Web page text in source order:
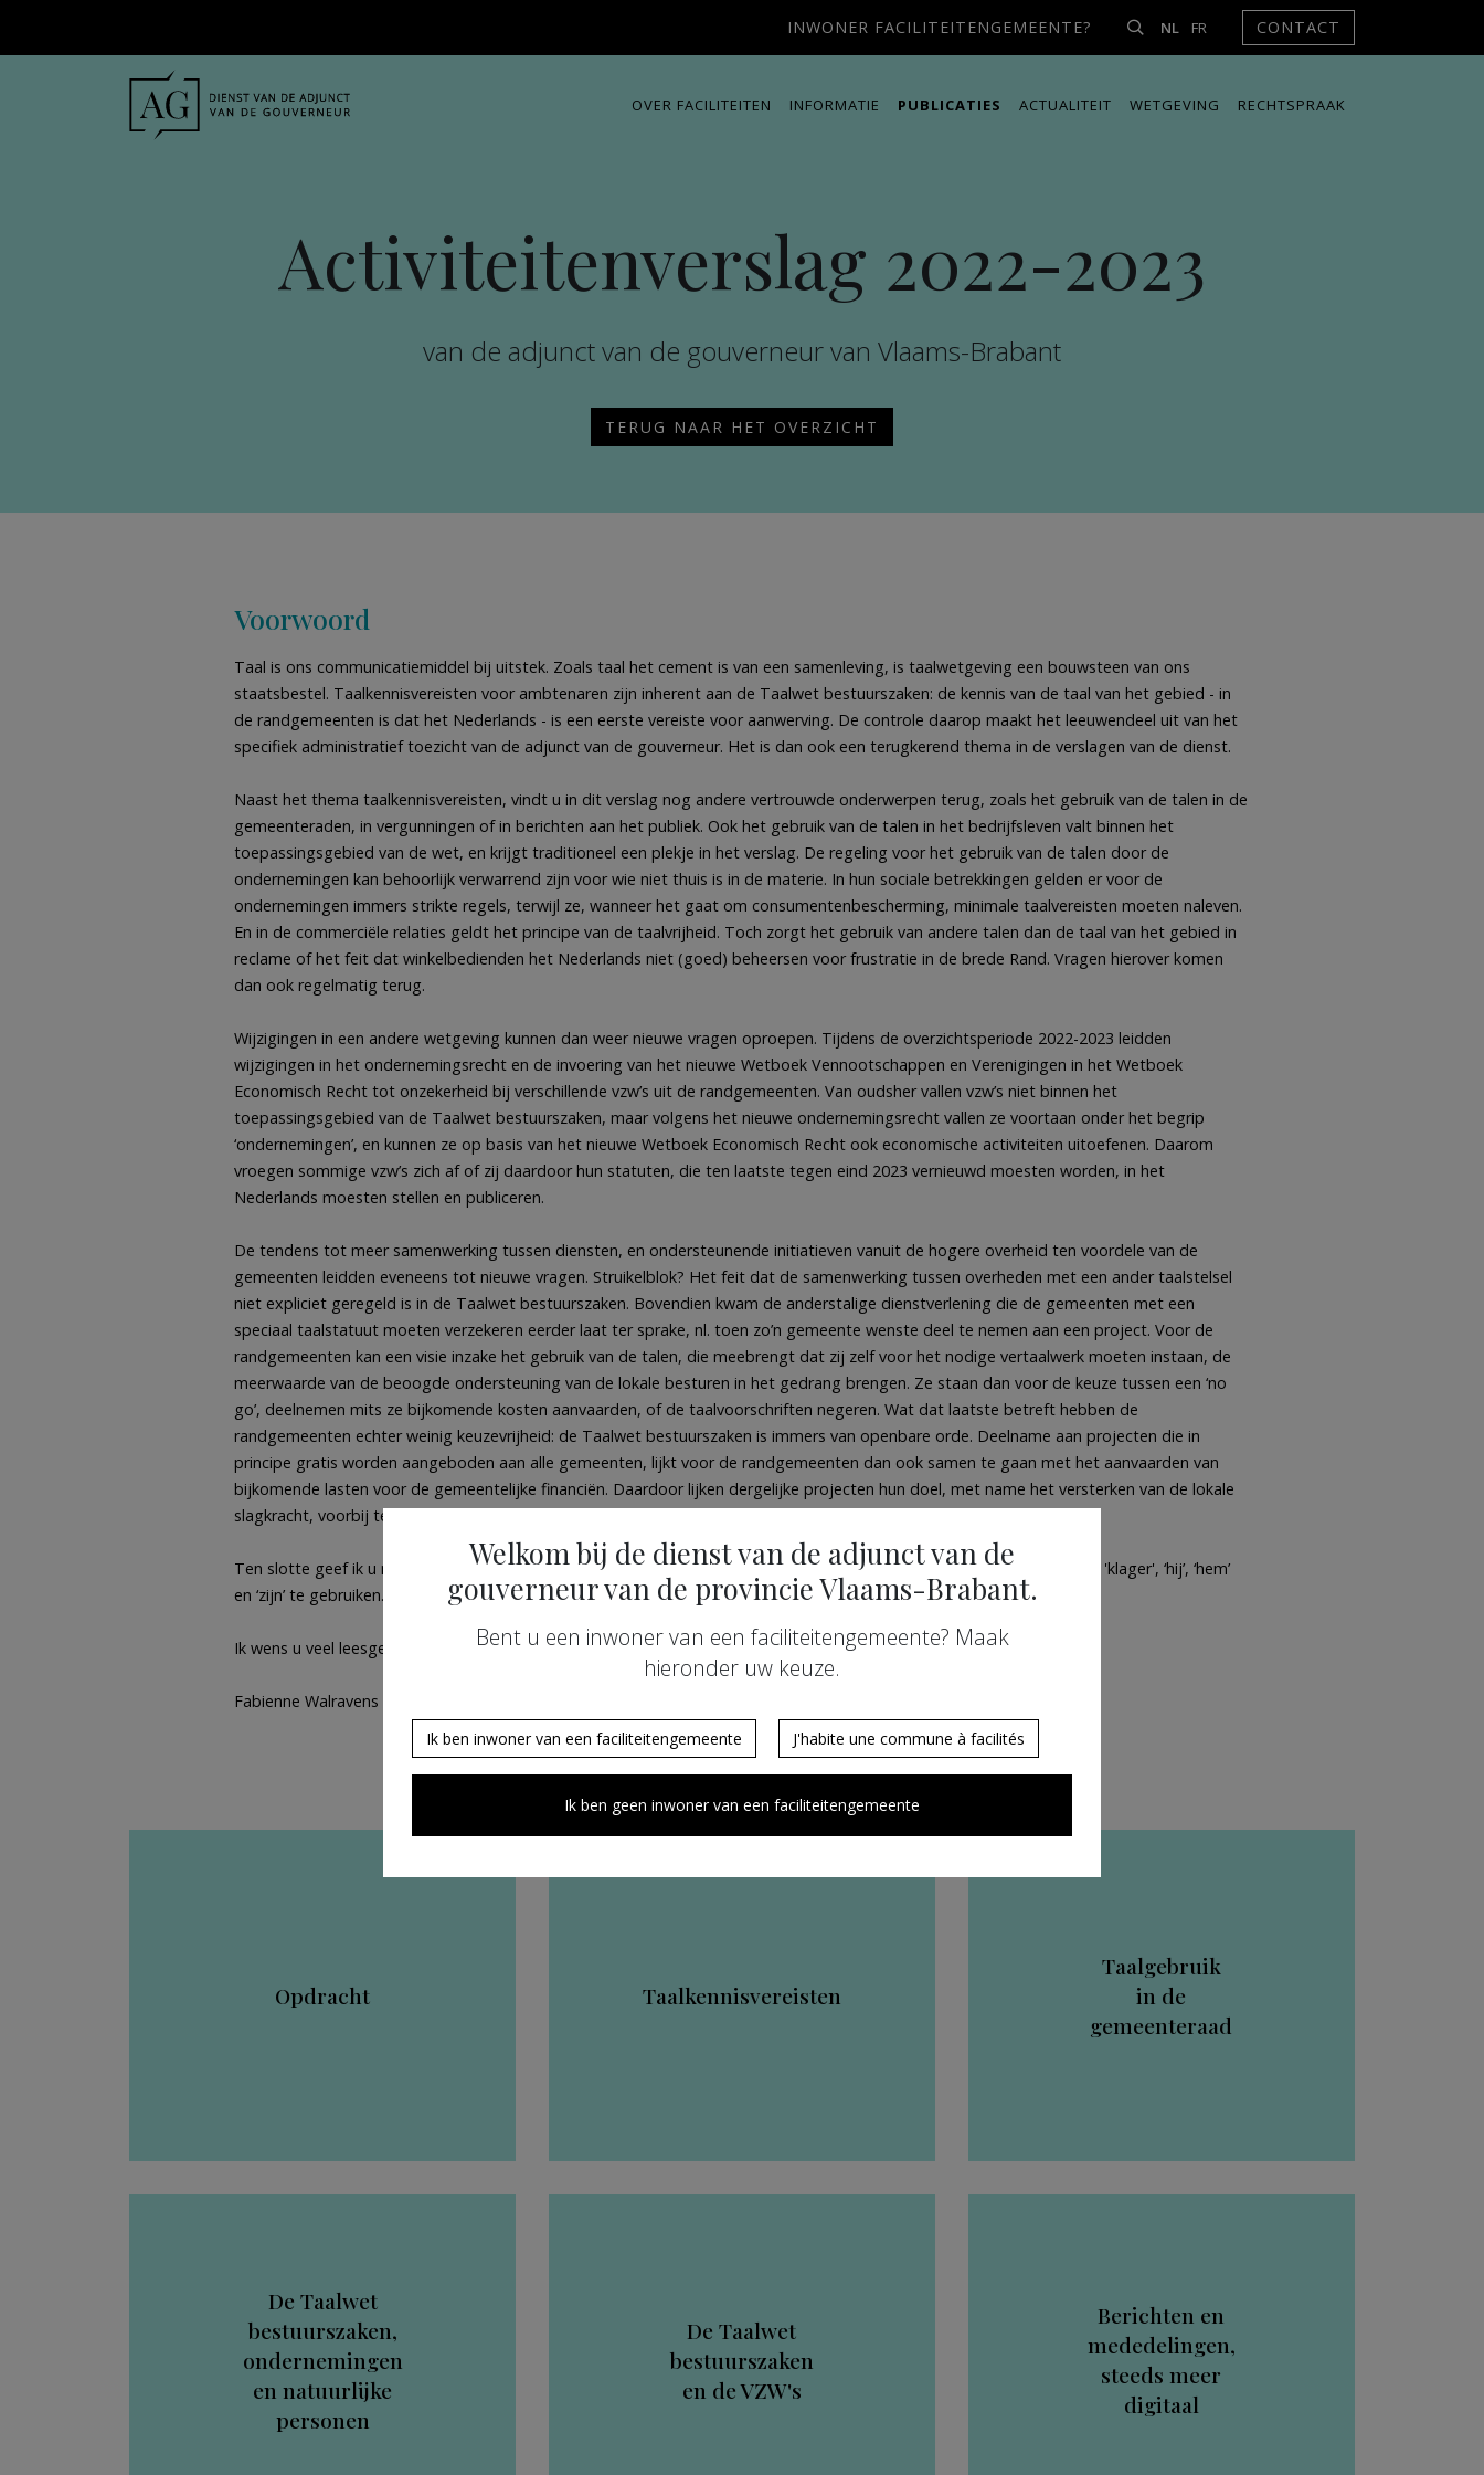
INWONER FACILITEITENGEMEENTE? NL FR CONTACT
OVER FACILITEITEN INFORMATIE PUBLICATIES ACTUALITEIT WETGEVING RECHTSPRAAK
Activiteitenverslag 2022-2023
van de adjunct van de gouverneur van Vlaams-Brabant
TERUG NAAR HET OVERZICHT
Voorwoord
Taal is ons communicatiemiddel bij uitstek. Zoals taal het cement is van een samenleving, is taalwetgeving een bouwsteen van ons
staatsbestel. Taalkennisvereisten voor ambtenaren zijn inherent aan de Taalwet bestuurszaken: de kennis van de taal van het gebied - in
de randgemeenten is dat het Nederlands - is een eerste vereiste voor aanwerving. De controle daarop maakt het leeuwendeel uit van het
specifiek administratief toezicht van de adjunct van de gouverneur. Het is dan ook een terugkerend thema in de verslagen van de dienst.
Naast het thema taalkennisvereisten, vindt u in dit verslag nog andere vertrouwde onderwerpen terug, zoals het gebruik van de talen in de
gemeenteraden, in vergunningen of in berichten aan het publiek. Ook het gebruik van de talen in het bedrijfsleven valt binnen het
toepassingsgebied van de wet, en krijgt traditioneel een plekje in het verslag. De regeling voor het gebruik van de talen door de
ondernemingen kan behoorlijk verwarrend zijn voor wie niet thuis is in de materie. In hun sociale betrekkingen gelden er voor de
ondernemingen immers strikte regels, terwijl ze, wanneer het gaat om consumentenbescherming, minimale taalvereisten moeten naleven.
En in de commerciële relaties geldt het principe van de taalvrijheid. Toch zorgt het gebruik van andere talen dan de taal van het gebied in
reclame of het feit dat winkelbedienden het Nederlands niet (goed) beheersen voor frustratie in de brede Rand. Vragen hierover komen
dan ook regelmatig terug.
Wijzigingen in een andere wetgeving kunnen dan weer nieuwe vragen oproepen. Tijdens de overzichtsperiode 2022-2023 leidden
wijzigingen in het ondernemingsrecht en de invoering van het nieuwe Wetboek Vennootschappen en Verenigingen in het Wetboek
Economisch Recht tot onzekerheid bij verschillende vzw’s uit de randgemeenten. Van oudsher vallen vzw’s niet binnen het
toepassingsgebied van de Taalwet bestuurszaken, maar volgens het nieuwe ondernemingsrecht vallen ze voortaan onder het begrip
‘ondernemingen’, en kunnen ze op basis van het nieuwe Wetboek Economisch Recht ook economische activiteiten uitoefenen. Daarom
vroegen sommige vzw’s zich af of zij daardoor hun statuten, die ten laatste tegen eind 2023 vernieuwd moesten worden, in het
Nederlands moesten stellen en publiceren.
De tendens tot meer samenwerking tussen diensten, en ondersteunende initiatieven vanuit de hogere overheid ten voordele van de
gemeenten leidden eveneens tot nieuwe vragen. Struikelblok? Het feit dat de samenwerking tussen overheden met een ander taalstelsel
niet expliciet geregeld is in de Taalwet bestuurszaken. Bovendien kwam de anderstalige dienstverlening die de gemeenten met een
speciaal taalstatuut moeten verzekeren eerder laat ter sprake, nl. toen zo’n gemeente wenste deel te nemen aan een project. Voor de
randgemeenten kan een visie inzake het gebruik van de talen, die meebrengt dat zij zelf voor het nodige vertaalwerk moeten instaan, de
meerwaarde van de beoogde ondersteuning van de lokale besturen in het gedrang brengen. Ze staan dan voor de keuze tussen een ‘no
go’, deelnemen mits ze bijkomende kosten aanvaarden, of de taalvoorschriften negeren. Wat dat laatste betreft hebben de
randgemeenten echter weinig keuzevrijheid: de Taalwet bestuurszaken is immers van openbare orde. Deelname aan projecten die in
principe gratis worden aangeboden aan alle gemeenten, lijkt voor de randgemeenten dan ook samen te gaan met het aanvaarden van
bijkomende lasten voor de gemeentelijke financiën. Daardoor lijken dergelijke projecten hun doel, met name het versterken van de lokale
slagkracht, voorbij te schieten.
Ten slotte geef ik u nog mee dat wij er uit zorg voor de leesbaarheid voor gekozen hebben om in dit verslag 'inwoner', 'klager', ‘hij’, ‘hem’
en ‘zijn’ te gebruiken.
Ik wens u veel leesgenot.
Fabienne Walravens
Opdracht Taalkennisvereisten
Taalgebruik
in de
gemeenteraad
De Taalwet
bestuurszaken,
ondernemingen
en natuurlijke
personen
De Taalwet
bestuurszaken
en de VZW's
Berichten en
mededelingen,
steeds meer
digitaal
Welkom bij de dienst van de adjunct van de
gouverneur van de provincie Vlaams-Brabant.
Bent u een inwoner van een faciliteitengemeente? Maak
hieronder uw keuze.
Ik ben inwoner van een faciliteitengemeente J'habite une commune à facilités
Ik ben geen inwoner van een faciliteitengemeente